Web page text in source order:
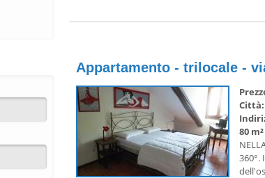
Appartamento - trilocale -
Città:
80 m²
360°.